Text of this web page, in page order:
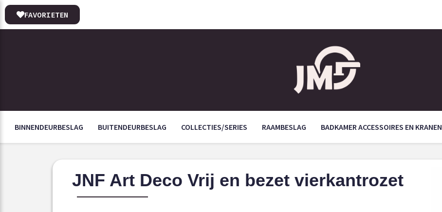
FAVORIETEN
BINNENDEURBESLAG BUITENDEURBESLAG COLLECTIES/SERIES RAAMBESLAG BADKAMER ACCESSOIRES EN KRANEN
JNF Art Deco Vrij en bezet vierkantrozet